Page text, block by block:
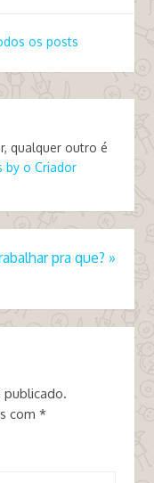
os posts
qualquer outro é
by o Criador
pra que? »
publicado.
com *